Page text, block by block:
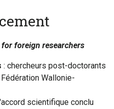
foreign researchers
: chercheurs post-doctorants
Wallonie-
scientifique conclu